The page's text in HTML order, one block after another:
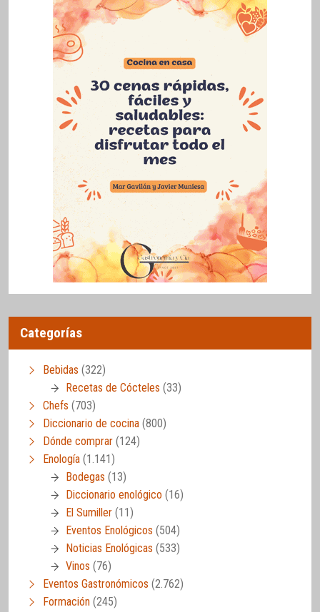
Categorías
Bebidas (322)
Recetas de Cócteles (33)
Chefs (703)
Diccionario de cocina (800)
Dónde comprar (124)
Enología (1.141)
Bodegas (13)
Diccionario enológico (16)
El Sumiller (11)
Eventos Enológicos (504)
Noticias Enológicas (533)
Vinos (76)
Eventos Gastronómicos (2.762)
Formación (245)